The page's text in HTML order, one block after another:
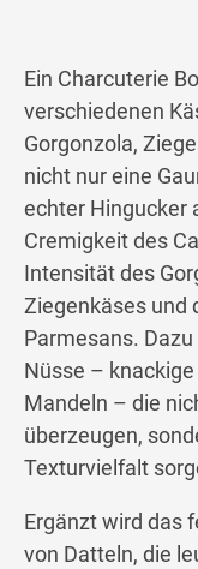
Ein Charcuterie
verschiedenen
Gorgonzola,
nicht nur eine
echter Hingucker
Cremigkeit des
Intensität des
Ziegenkäses und
Parmesans.
Nüsse –
Mandeln ­– die
überzeugen,
Texturvielfalt
Ergänzt wird das
von Datteln, die